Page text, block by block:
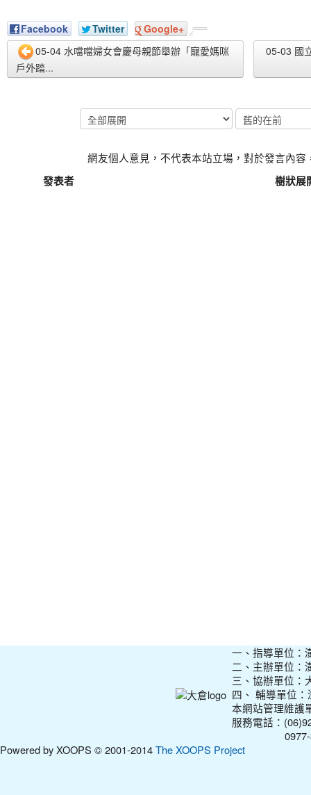
Facebook Twitter
Google+
05-04 水噹噹婦女會慶母親節舉辦「寵愛媽咪
戶外踏...
05-03 國
網友個人意見，不代表本站立場，對於發言內容
發表者
樹狀展
一、指導單位：
二、主辦單位：
三、協辦單位：
四、 輔導單位
本網站管理維護
服務電話：
0977-
Powered by XOOPS © 2001-2014The XOOPS Project